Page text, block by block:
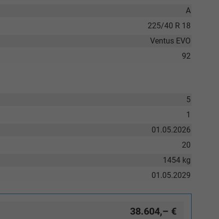
A
225/40 R 18
Ventus EVO
92
5
1
01.05.2026
20
1454 kg
01.05.2029
38.604,– €